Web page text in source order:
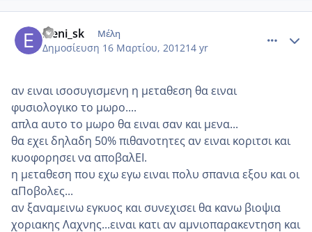
Eleni_sk Μέλη
Δημοσίευση 16 Μαρτίου, 201214 yr
αν ειναι ισοσυγισμενη η μεταθεση θα ειναι
φυσιολογικο το μωρο....
απλα αυτο το μωρο θα ειναι σαν και μενα...
θα εχει δηλαδη 50% πιθανοτητες αν ειναι κοριτσι και
κυοφορησει να αποβαλΕΙ.
η μεταθεση που εχω εγω ειναι πολυ σπανια εξου και οι
αΠοβολες...
αν ξαναμεινω εγκυος και συνεχισει θα κανω βιοψια
χοριακης Λαχνης...ειναι κατι αν αμνιοπαρακεντηση και